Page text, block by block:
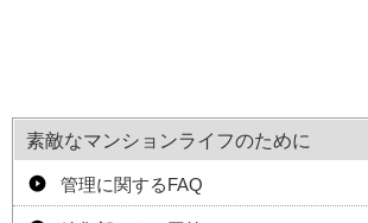
素敵なマンションライフのために
管理に関するFAQ